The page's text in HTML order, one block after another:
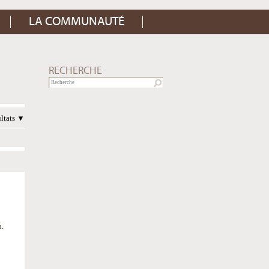
LA COMMUNAUTÉ
RECHERCHE